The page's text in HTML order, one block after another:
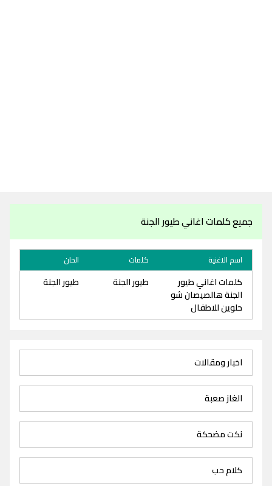
جميع كلمات اغاني طيور الجنة
اسم الاغنية كلمات الحان
كلمات اغاني طيور
الجنة هالصيصان شو
حلوين للاطفال
طيور الجنة طيور الجنة
اخبار ومقالات
الغاز صعبة
نكت مضحكة
كلام حب